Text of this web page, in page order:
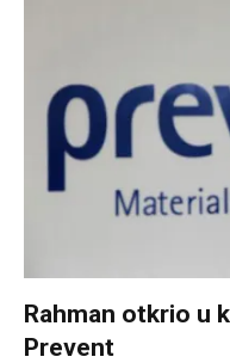
Rahman otkrio u
Prevent